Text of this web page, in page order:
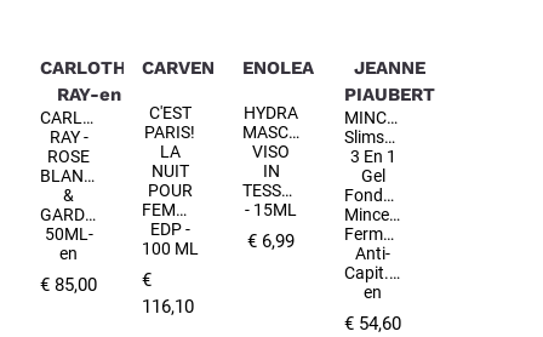
CARLOTHA
RAY-en
CARLOTHA
RAY -
ROSE
BLANCHE
&
GARDENIA
50ML-
en
€ 85,00
CARVEN
C'EST
PARIS!
LA
NUIT
POUR
FEMME
EDP -
100 ML
€
116,10
ENOLEA
HYDRA
MASCHERA
VISO
IN
TESSUTO
- 15ML
€ 6,99
JEANNE
PIAUBERT
MINCEUR
Slimsculpt
3 En 1
Gel
Fondant
Minceur
Fermeté
Anti-
Capit.-200ml-
en
€ 54,60